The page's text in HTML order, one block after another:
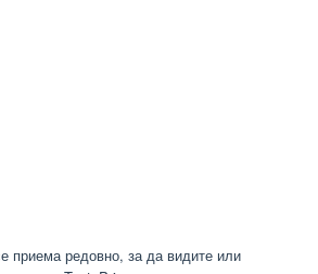
приема редовно, за да видите или